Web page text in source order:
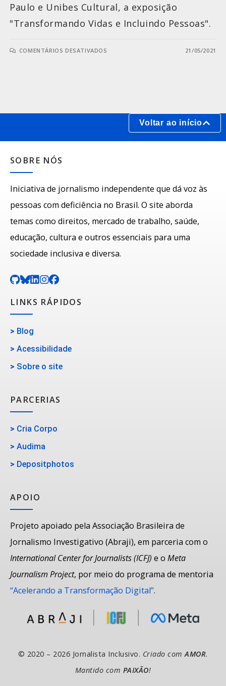
Paulo e Unibes Cultural, a exposição
"Transformando Vidas e Incluindo Pessoas".
COMENTÁRIOS DESATIVADOS 21/05/2021
Voltar ao início
SOBRE NÓS
Iniciativa de jornalismo independente que dá voz às
pessoas com deficiência no Brasil. O site aborda
temas como direitos, mercado de trabalho, saúde,
educação, cultura e outros essenciais para uma
sociedade inclusiva e diversa.
LINKS RÁPIDOS
> Blog
> Acessibilidade
> Sobre o site
PARCERIAS
> Cria Corpo
> Audima
> Depositphotos
APOIO
Projeto apoiado pela Associação Brasileira de
Jornalismo Investigativo (Abraji), em parceria com o
International Center for Journalists (ICFJ) e o Meta
Journalism Project, por meio do programa de mentoria
“Acelerando a Transformação Digital”.
© 2020 – 2026 Jornalista Inclusivo. Criado comAMOR.
Mantido com PAIXÃO!